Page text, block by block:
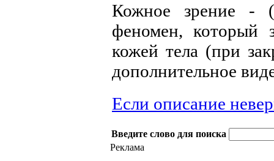
Кожное зрение -
феномен, который
кожей тела (при
дополнительное
Если описание
Введите слово для поиска
Реклама